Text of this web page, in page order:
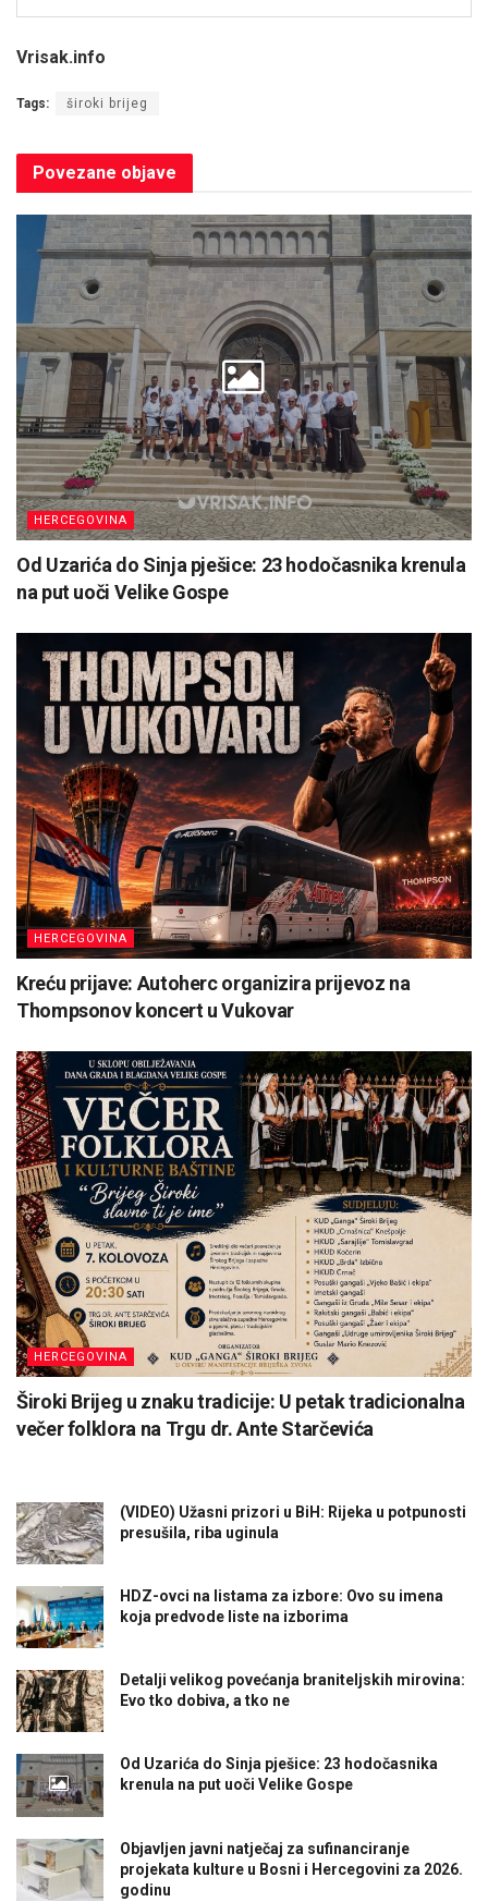
Vrisak.info
Tags: široki brijeg
Povezane objave
HERCEGOVINA
Od Uzarića do Sinja pješice: 23 hodočasnika krenula
na put uoči Velike Gospe
HERCEGOVINA
Kreću prijave: Autoherc organizira prijevoz na
Thompsonov koncert u Vukovar
HERCEGOVINA
Široki Brijeg u znaku tradicije: U petak tradicionalna
večer folklora na Trgu dr. Ante Starčevića
(VIDEO) Užasni prizori u BiH: Rijeka u potpunosti
presušila, riba uginula
HDZ-ovci na listama za izbore: Ovo su imena
koja predvode liste na izborima
Detalji velikog povećanja braniteljskih mirovina:
Evo tko dobiva, a tko ne
Od Uzarića do Sinja pješice: 23 hodočasnika
krenula na put uoči Velike Gospe
Objavljen javni natječaj za sufinanciranje
projekata kulture u Bosni i Hercegovini za 2026.
godinu